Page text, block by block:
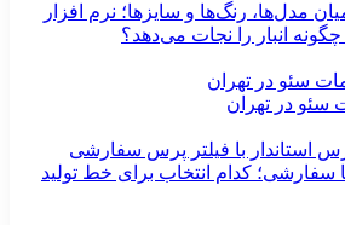
مدل‌ها، رنگ‌ها و سایزها؛ نرم افزار
انبار را نجات می‌دهد؟
سئو در تهران
سفارشی؛ کدام انتخاب برای خط تولید